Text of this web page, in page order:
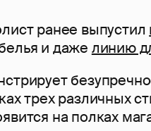
ранее выпустил
и даже линию
трех различных
на полках